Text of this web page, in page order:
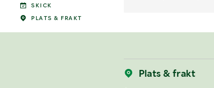
SKICK
PLATS & FRAKT
Plats & frakt